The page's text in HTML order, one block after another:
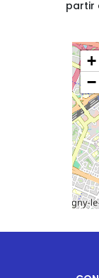
partir
+
−